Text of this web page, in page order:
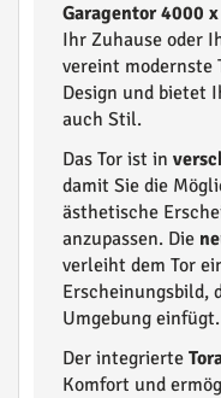
Garagentor 4000
Ihr Zuhause oder
vereint modernste
Design und bietet
auch Stil.
Das Tor ist in
damit Sie die
ästhetische
anzupassen. Die
verleiht dem Tor
Erscheinungsbild,
Umgebung einfügt.
Der integrierte
Komfort und